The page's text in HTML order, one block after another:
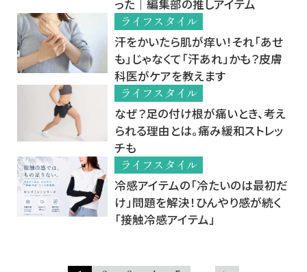
った｜編集部の推しアイテム
ライフスタイル
汗をかいたら肌が痒い！それ「あせ
も」じゃなくて「汗あれ」かも？皮膚
科医がケアを教えます
ライフスタイル
なぜ？足の付け根が痛いとき、考え
られる理由とは。痛み緩和ストレッ
チも
ライフスタイル
冷感アイテムの「冷たいのは最初だ
け」問題を解決！ひんやり感が続く
「接触冷感アイテム」